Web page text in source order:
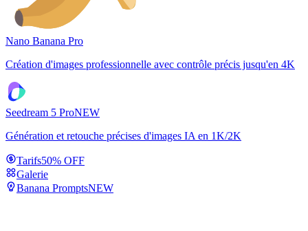
Nano Banana Pro
Création d'images professionnelle avec contrôle précis jusqu'en 4K
Seedream 5 ProNEW
Génération et retouche précises d'images IA en 1K/2K
Tarifs50% OFF
Galerie
Banana PromptsNEW